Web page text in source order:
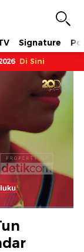
Signature
Di Sini